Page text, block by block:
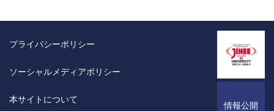
情報公開
プライバシーポリシー
ソーシャルメディアポリシー
本サイトについて